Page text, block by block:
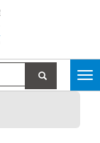
検索